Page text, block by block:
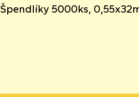
Špendlíky 5000ks,